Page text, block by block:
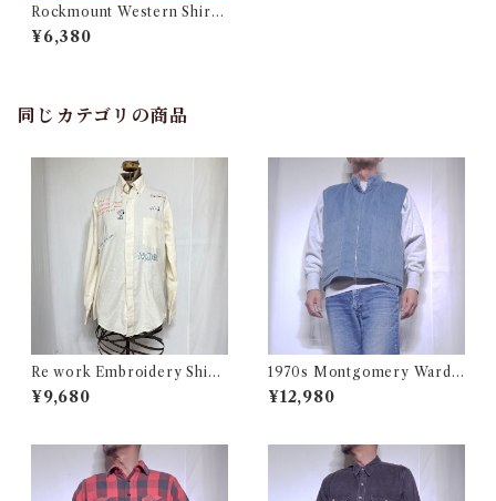
Rockmount Western Shirt /
ロックマウント ウエスタン シ
ャツ 古着
¥6,380
同じカテゴリの商品
Re work Embroidery Shirt
/ リワーク ハンド刺繍入り シ
ャツ 古着
¥9,680
1970s Montgomery Ward
PUT TOGETHERS Nylon S
ki Vest / 70年代 モンゴメリー
¥12,980